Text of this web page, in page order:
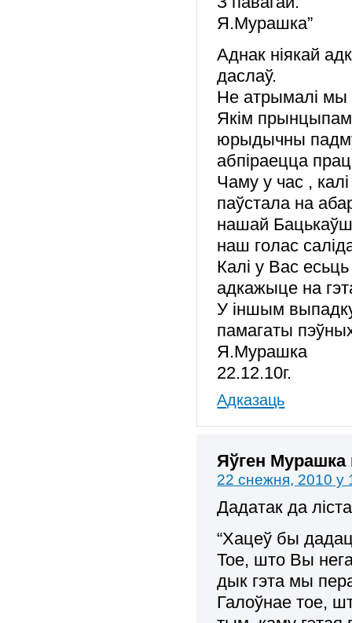
Я.Мурашка”
Аднак ніякай
даслаў.
Не атрымалі мы
Якім
юрыдычны
абпіраецца
Чаму у час ,
паўстала на
нашай
наш голас
Калі у Вас
адкажыце на
У іншым
памагаты
Я.Мурашка
22.12.10г.
Адказаць
Яўген Мурашка
22 снежня, 2010 у
Дадатак да
“Хацеў бы
Тое, што Вы
дык гэта мы
Галоўнае тое,